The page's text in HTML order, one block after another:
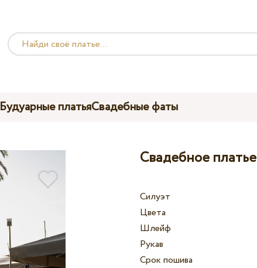
Будуарные платьяСвадебные фаты
Свадебное
Силуэт
Цвета
Шлейф
Рукав
Срок пошива